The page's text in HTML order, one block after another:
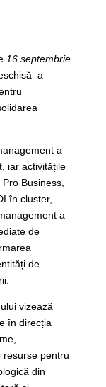
16 septembrie
a
a
iar activitățile
Business,
în cluster,
a
de
de
vizează
în direcția
pentru
din